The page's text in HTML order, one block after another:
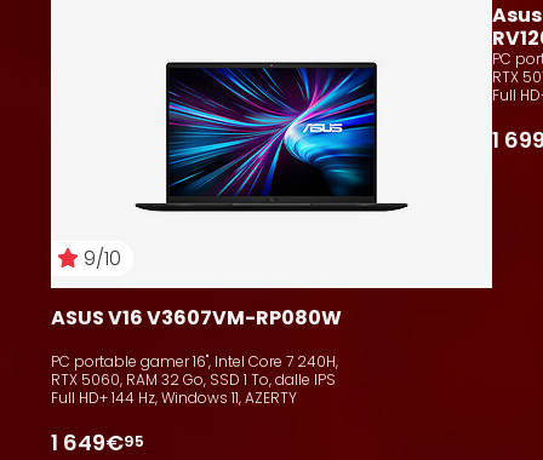
9/10
ASUS V16 V3607VM-RP080W
PC portable gamer 16", Intel Core 7 240H,
RTX 5060, RAM 32 Go, SSD 1 To, dalle IPS
Full HD+ 144 Hz, Windows 11, AZERTY
1 649€95
PC
RTX
Full
1